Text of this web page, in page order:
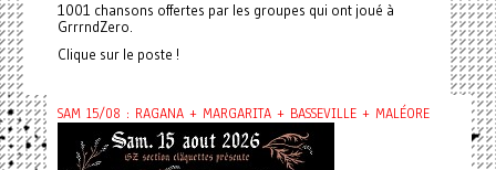
1001 chansons offertes par les groupes qui ont joué à
GrrrndZero.
Clique sur le poste !
SAM 15/08 : RAGANA + MARGARITA + BASSEVILLE + MALÉORE